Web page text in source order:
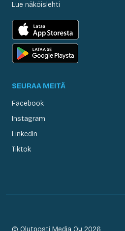
Lue näköislehti
SEURAA MEITÄ
Facebook
Instagram
LinkedIn
Tiktok